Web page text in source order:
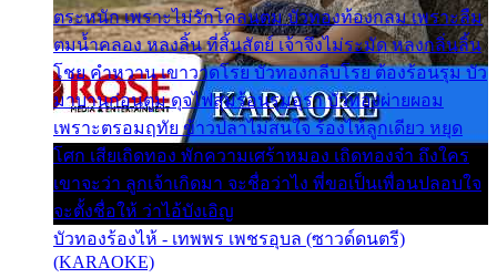
ตระหนัก เพราะไม่รักโคลนตม บัวทองท้องกลม เพราะลืม
ตมน้ำคลอง หลงลิ้น ที่สิ้นสัตย์ เจ้าจึงไม่ระมัด หลงกลิ่นลิ้น
โชย คำหวาน เขาวาดโรย บัวทองกลีบโรย ต้องร้อนรุม บัว
มาบานก่อนตูม ดุจไฟสุมร้อนรุมอุรา บัวทองผ่ายผอม
เพราะตรอมฤทัย ข้าวปลาไม่สนใจ ร้องไห้ลูกเดียว หยุด
โศก เสียเถิดทอง พักความเศร้าหมอง เถิดทองจ๋า ถึงใคร
เขาจะว่า ลูกเจ้าเกิดมา จะชื่อว่าไง พี่ขอเป็นเพื่อนปลอบใจ
จะตั้งชื่อให้ ว่าไอ้บังเอิญ
บัวทองร้องไห้ - เทพพร เพชรอุบล (ซาวด์ดนตรี)
(KARAOKE)